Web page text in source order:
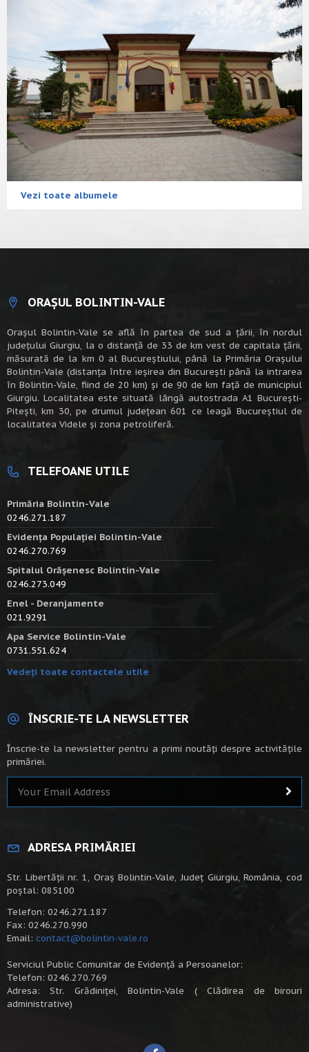
Vezi toate albumele
ORAȘUL BOLINTIN-VALE
Oraşul Bolintin-Vale se află în partea de sud a ţării, în nordul
judeţului Giurgiu, la o distanţă de 33 de km vest de capitala țării,
măsurată de la km 0 al Bucureștiului, până la Primăria Orașului
Bolintin-Vale (distanța între ieșirea din București până la intrarea
în Bolintin-Vale, fiind de 20 km) şi de 90 de km faţă de municipiul
Giurgiu. Localitatea este situată lângă autostrada A1 Bucureşti-
Piteşti, km 30, pe drumul judeţean 601 ce leagă Bucureştiul de
localitatea Videle şi zona petroliferă.
TELEFOANE UTILE
Primăria Bolintin-Vale
0246.271.187
Evidența Populației Bolintin-Vale
0246.270.769
Spitalul Orășenesc Bolintin-Vale
0246.273.049
Enel - Deranjamente
021.9291
Apa Service Bolintin-Vale
0731.551.624
Vedeți toate contactele utile
ÎNSCRIE-TE LA NEWSLETTER
Înscrie-te la newsletter pentru a primi noutăți despre activitățile
primăriei.
ADRESA PRIMĂRIEI
Str. Libertății nr. 1, Oraș Bolintin-Vale, Județ Giurgiu, România, cod
poștal: 085100
Telefon: 0246.271.187
Fax: 0246.270.990
Email: contact@bolintin-vale.ro
Serviciul Public Comunitar de Evidență a Persoanelor:
Telefon: 0246.270.769
Adresa: Str. Grădiniței, Bolintin-Vale ( Clădirea de birouri
administrative)